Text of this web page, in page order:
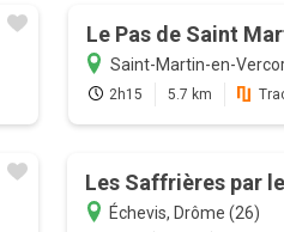
Le Pas de Saint
Saint-Martin-en-
2h15 5.7 km
Les Saffrières par
Échevis, Drôme (26)